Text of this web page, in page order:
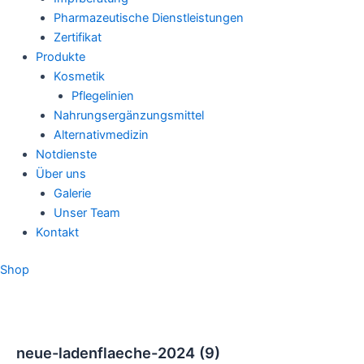
Pharmazeutische Dienstleistungen
Zertifikat
Produkte
Kosmetik
Pflegelinien
Nahrungsergänzungsmittel
Alternativmedizin
Notdienste
Über uns
Galerie
Unser Team
Kontakt
Shop
neue-ladenflaeche-2024 (9)